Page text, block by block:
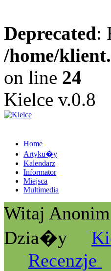
Deprecated:
/home/
on line 24
Kielce v.0.8
Home
Artyku�y
Kalendarz
Informator
Miejsca
Multimedia
Witaj
Dzia�y
Recenzje